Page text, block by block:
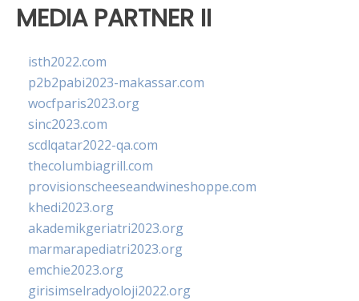
MEDIA PARTNER II
isth2022.com
p2b2pabi2023-makassar.com
wocfparis2023.org
sinc2023.com
scdlqatar2022-qa.com
thecolumbiagrill.com
provisionscheeseandwineshoppe.com
khedi2023.org
akademikgeriatri2023.org
marmarapediatri2023.org
emchie2023.org
girisimselradyoloji2022.org